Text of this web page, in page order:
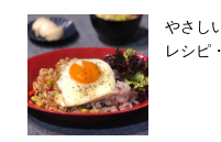
やさし
レシピ